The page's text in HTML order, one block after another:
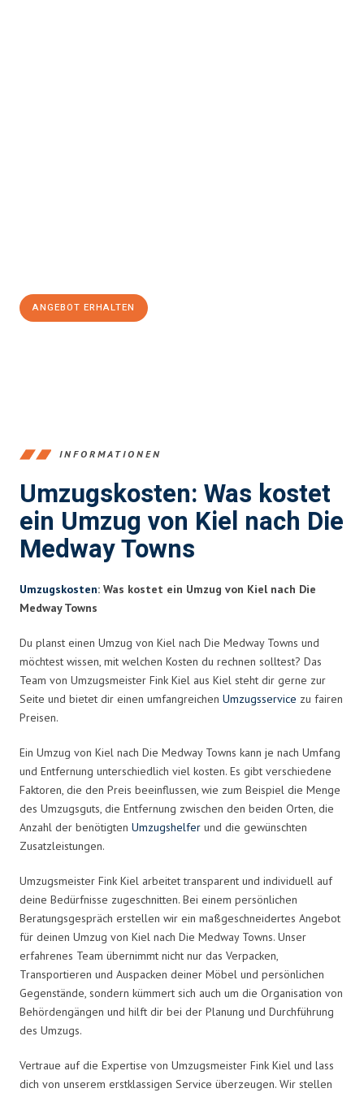
ANGEBOT ERHALTEN
INFORMATIONEN
Umzugskosten: Was kostet
ein Umzug von Kiel nach Die
Medway Towns
Umzugskosten: Was kostet ein Umzug von Kiel nach Die
Medway Towns
Du planst einen Umzug von Kiel nach Die Medway Towns und
möchtest wissen, mit welchen Kosten du rechnen solltest? Das
Team von Umzugsmeister Fink Kiel aus Kiel steht dir gerne zur
Seite und bietet dir einen umfangreichen Umzugsservice zu fairen
Preisen.
Ein Umzug von Kiel nach Die Medway Towns kann je nach Umfang
und Entfernung unterschiedlich viel kosten. Es gibt verschiedene
Faktoren, die den Preis beeinflussen, wie zum Beispiel die Menge
des Umzugsguts, die Entfernung zwischen den beiden Orten, die
Anzahl der benötigten Umzugshelfer und die gewünschten
Zusatzleistungen.
Umzugsmeister Fink Kiel arbeitet transparent und individuell auf
deine Bedürfnisse zugeschnitten. Bei einem persönlichen
Beratungsgespräch erstellen wir ein maßgeschneidertes Angebot
für deinen Umzug von Kiel nach Die Medway Towns. Unser
erfahrenes Team übernimmt nicht nur das Verpacken,
Transportieren und Auspacken deiner Möbel und persönlichen
Gegenstände, sondern kümmert sich auch um die Organisation von
Behördengängen und hilft dir bei der Planung und Durchführung
des Umzugs.
Vertraue auf die Expertise von Umzugsmeister Fink Kiel und lass
dich von unserem erstklassigen Service überzeugen. Wir stellen